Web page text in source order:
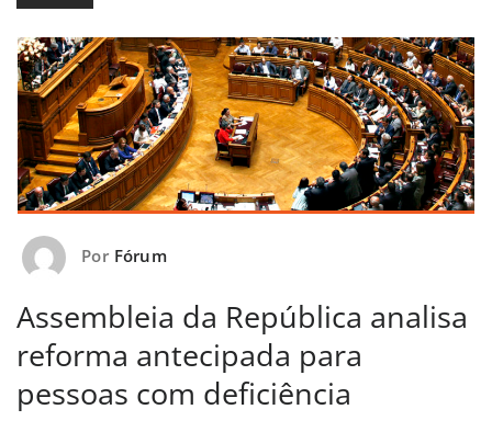
Por Fórum
Assembleia da República analisa
reforma antecipada para
pessoas com deficiência